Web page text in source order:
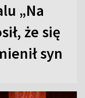
„Na
że się
syn